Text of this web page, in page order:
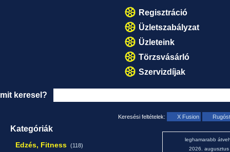
Regisztráció
Üzletszabályzat
Üzleteink
Törzsvásárló
Szervizdíjak
mit keresel?
Kategóriák
Edzés, Fitness (118)
Keresési feltételek: X Fusion
leghamarabb
2026. augusztus